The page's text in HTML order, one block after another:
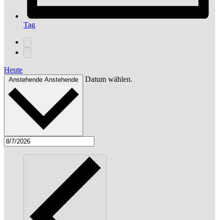
Tag
Heute
Anstehende Anstehende Datum wählen.